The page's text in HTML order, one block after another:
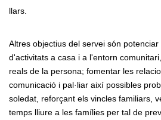
llars.
Altres objectius del servei són
d'activitats a casa i a l'entorn
reals de la persona; fomentar les
comunicació i pal·liar així possibles
soledat, reforçant els vincles familiars,
temps lliure a les famílies per tal de